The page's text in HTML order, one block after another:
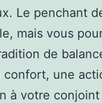
Le penchant
mais vous
de
une
à votre